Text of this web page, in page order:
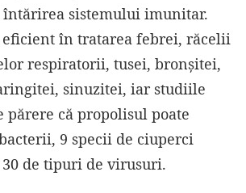
sistemului imunitar.
eficient în tratarea febrei, răcelii
respiratorii, tusei, bronșitei,
sinuzitei, iar studiile
părere că propolisul poate
9 specii de ciuperci
de tipuri de virusuri.